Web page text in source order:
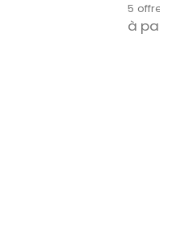
5 offres
à